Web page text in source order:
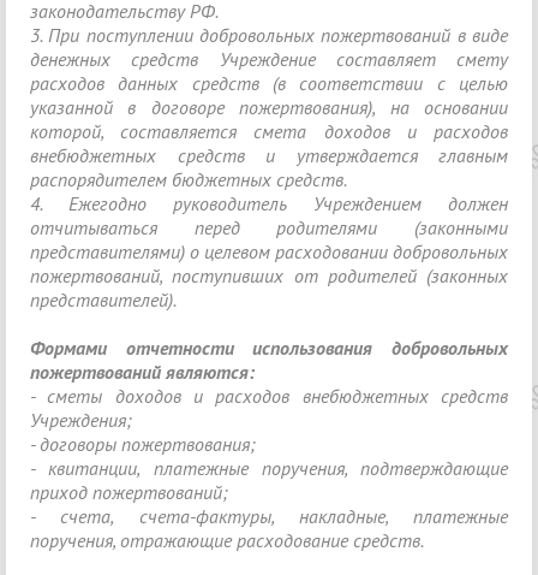
законодательству РФ.
3. При поступлении добровольных пожертвований в виде
денежных средств Учреждение составляет смету
расходов данных средств (в соответствии с целью
указанной в договоре пожертвования), на основании
которой, составляется смета доходов и расходов
внебюджетных средств и утверждается главным
распорядителем бюджетных средств.
4. Ежегодно руководитель Учреждением должен
отчитываться перед родителями (законными
представителями) о целевом расходовании добровольных
пожертвований, поступивших от родителей (законных
представителей).
Формами отчетности использования добровольных
пожертвований являются:
- сметы доходов и расходов внебюджетных средств
Учреждения;
- договоры пожертвования;
- квитанции, платежные поручения, подтверждающие
приход пожертвований;
- счета, счета-фактуры, накладные, платежные
поручения, отражающие расходование средств.